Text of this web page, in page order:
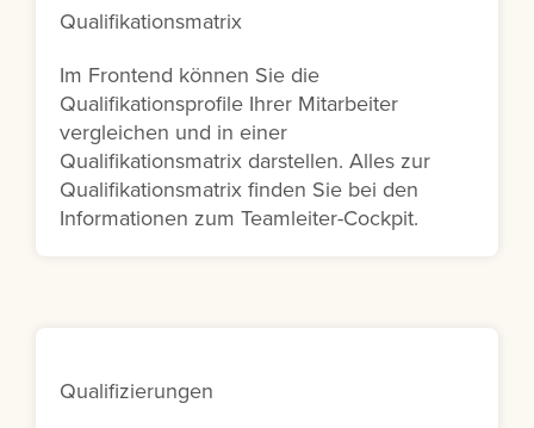
Qualifikationsmatrix
Im Frontend können Sie die
Qualifikationsprofile Ihrer Mitarbeiter
vergleichen und in einer
Qualifikationsmatrix darstellen. Alles zur
Qualifikationsmatrix finden Sie bei den
Informationen zum Teamleiter-Cockpit.
Qualifizierungen